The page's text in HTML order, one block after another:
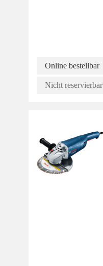
Online bestellbar
Nicht reservierbar